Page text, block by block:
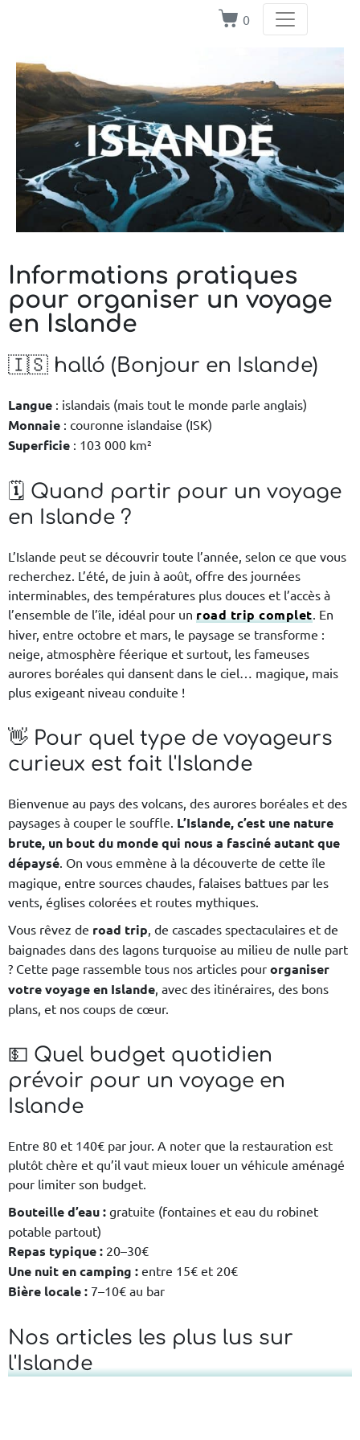
0
Informations pratiques
pour organiser un voyage
en Islande
🇮🇸 halló (Bonjour en Islande)
Langue : islandais (mais tout le monde parle anglais)
Monnaie : couronne islandaise (ISK)
Superficie : 103 000 km²
🗓️ Quand partir pour un voyage
en Islande ?
L’Islande peut se découvrir toute l’année, selon ce que vous
recherchez. L’été, de juin à août, offre des journées
interminables, des températures plus douces et l’accès à
l’ensemble de l’île, idéal pour un road trip complet . En
hiver, entre octobre et mars, le paysage se transforme :
neige, atmosphère féerique et surtout, les fameuses
aurores boréales qui dansent dans le ciel… magique, mais
plus exigeant niveau conduite !
👋 Pour quel type de voyageurs
curieux est fait l'Islande
Bienvenue au pays des volcans, des aurores boréales et des
paysages à couper le souffle. L’Islande, c’est une nature
brute, un bout du monde qui nous a fasciné autant que
dépaysé . On vous emmène à la découverte de cette île
magique, entre sources chaudes, falaises battues par les
vents, églises colorées et routes mythiques.
Vous rêvez de road trip , de cascades spectaculaires et de
baignades dans des lagons turquoise au milieu de nulle part
? Cette page rassemble tous nos articles pour organiser
votre voyage en Islande , avec des itinéraires, des bons
plans, et nos coups de cœur.
💵 Quel budget quotidien
prévoir pour un voyage en
Islande
Entre 80 et 140€ par jour. A noter que la restauration est
plutôt chère et qu’il vaut mieux louer un véhicule aménagé
pour limiter son budget.
Bouteille d’eau : gratuite (fontaines et eau du robinet
potable partout)
Repas typique : 20–30€
Une nuit en camping : entre 15€ et 20€
Bière locale : 7–10€ au bar
Nos articles les plus lus sur
l'Islande